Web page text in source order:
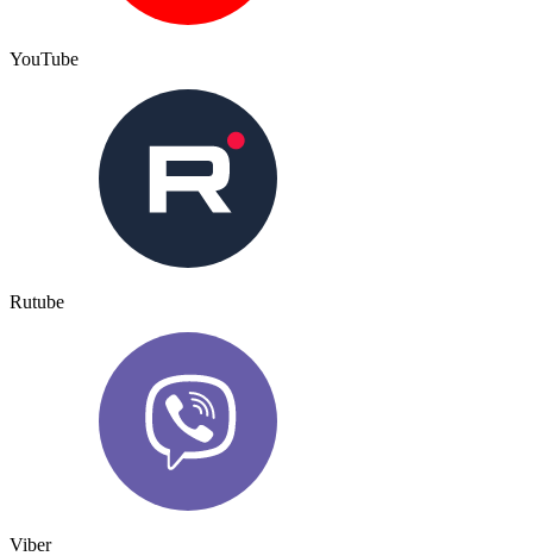
YouTube
Rutube
Viber